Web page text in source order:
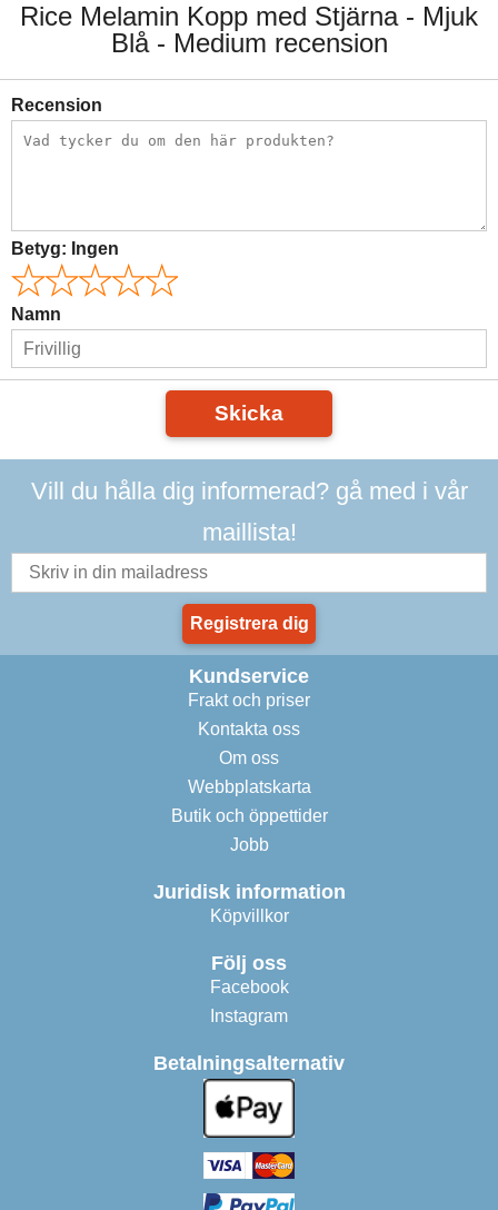
Rice Melamin Kopp med Stjärna - Mjuk
Blå - Medium recension
Recension
Betyg: Ingen
Namn
Skicka
Vill du hålla dig informerad? gå med i vår
maillista!
Registrera dig
Kundservice
Frakt och priser
Kontakta oss
Om oss
Webbplatskarta
Butik och öppettider
Jobb
Juridisk information
Köpvillkor
Följ oss
Facebook
Instagram
Betalningsalternativ